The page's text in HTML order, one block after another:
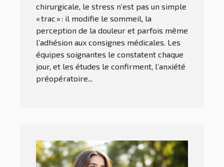
chirurgicale, le stress n’est pas un simple
« trac » : il modifie le sommeil, la
perception de la douleur et parfois même
l’adhésion aux consignes médicales. Les
équipes soignantes le constatent chaque
jour, et les études le confirment, l’anxiété
préopératoire...